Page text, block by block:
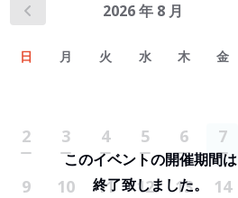
2026年 8 月
日 月 火 水 木 金
2 3 4 5 6 7
9 10 11 12 13 14
このイベントの開催期間は
終了致しました。